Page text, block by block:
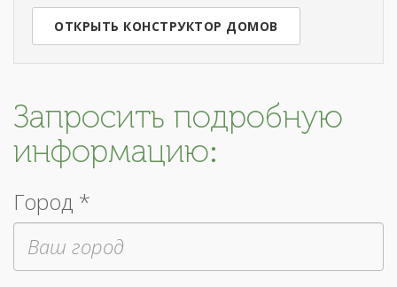
ОТКРЫТЬ КОНСТРУКТОР ДОМОВ
Запросить подробную
информацию:
Город *